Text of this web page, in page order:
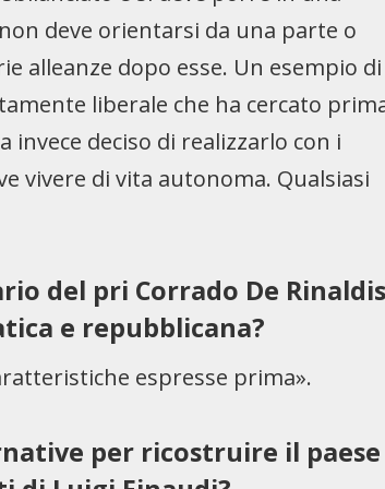
deve orientarsi da una parte o
alleanze dopo esse. Un esempio di
liberale che ha cercato
deciso di realizzarlo con i
vivere di vita autonoma. Qualsiasi
del pri Corrado De
e repubblicana?
espresse prima».
per ricostruire il paese